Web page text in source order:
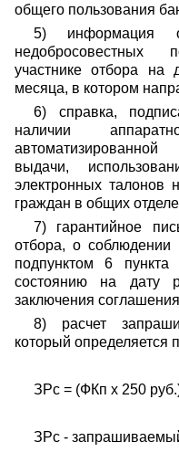
общего пользования
5) информация
недобросовестных
участнике отбора на
месяца, в котором
6) справка,
наличии
выдачи,
электронных талонов
граждан в общих
7) гарантийное
отбора, о соблюдении
подпунктом 6
состоянию на дату
заключения
8) расчет
который определяется
ЗРс = (ФКп x 250
ЗРс -